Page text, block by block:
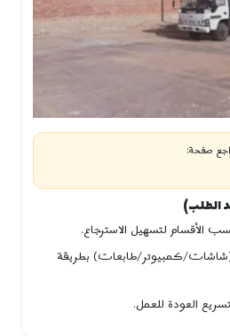
صفحة:
الأقسام لتسهيل الاسترجاع.
(شاشات/كمبيوتر/طابعات) بطريقة
العودة للعمل.